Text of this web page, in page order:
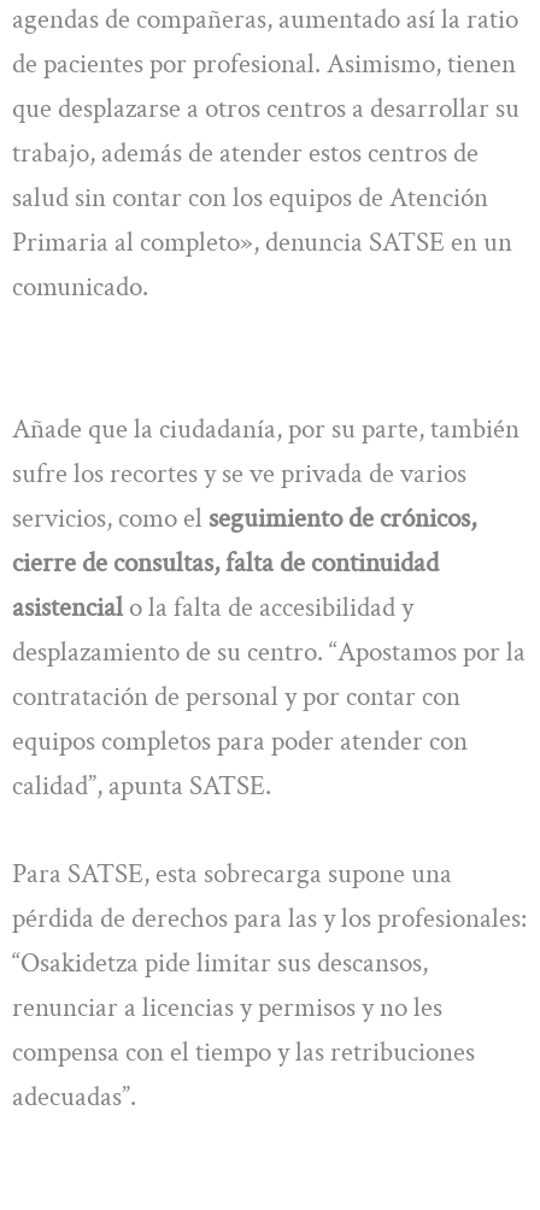
agendas de compañeras, aumentado así la ratio
de pacientes por profesional. Asimismo, tienen
que desplazarse a otros centros a desarrollar su
trabajo, además de atender estos centros de
salud sin contar con los equipos de Atención
Primaria al completo», denuncia SATSE en un
comunicado.
Añade que la ciudadanía, por su parte, también
sufre los recortes y se ve privada de varios
servicios, como el seguimiento de crónicos,
cierre de consultas, falta de continuidad
asistencial o la falta de accesibilidad y
desplazamiento de su centro. “Apostamos por la
contratación de personal y por contar con
equipos completos para poder atender con
calidad”, apunta SATSE.
Para SATSE, esta sobrecarga supone una
pérdida de derechos para las y los profesionales:
“Osakidetza pide limitar sus descansos,
renunciar a licencias y permisos y no les
compensa con el tiempo y las retribuciones
adecuadas”.